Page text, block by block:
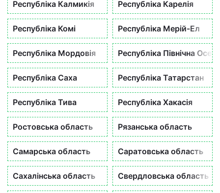
Республіка Калмикія Республіка Карелія
Республіка Комі Республіка Мерій-Ел
Республіка Мордовія Республіка Північна
Республіка Саха Республіка Татарстан
Республіка Тива Республіка Хакасія
Ростовська область Рязанська область
Самарська область Саратовська область
Сахалінська область Свердловська область